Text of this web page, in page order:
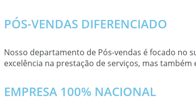
PÓS-VENDAS DIFERENCIADO
Nosso departamento de Pós-vendas é focado no
excelência na prestação de serviços, mas
EMPRESA 100% NACIONAL